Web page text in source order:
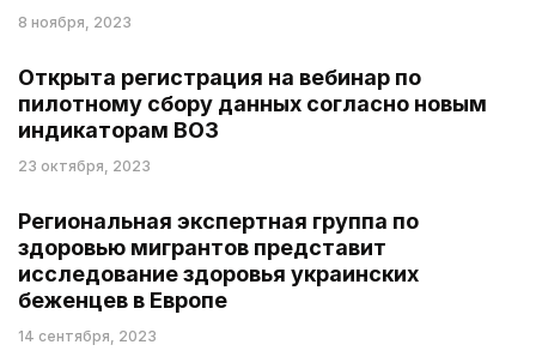
8 ноября, 2023
Открыта регистрация на вебинар по
пилотному сбору данных согласно новым
индикаторам ВОЗ
23 октября, 2023
Региональная экспертная группа по
здоровью мигрантов представит
исследование здоровья украинских
беженцев в Европе
14 сентября, 2023